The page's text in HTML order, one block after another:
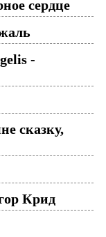
сердце
-
сказку,
Крид